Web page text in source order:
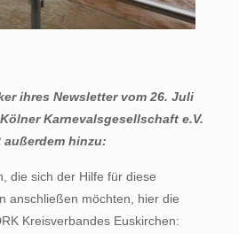
ihres Newsletter vom 26. Juli
Karnevalsgesellschaft e.V.
außerdem hinzu:
die sich der Hilfe für diese
anschließen möchten, hier die
Kreisverbandes Euskirchen: